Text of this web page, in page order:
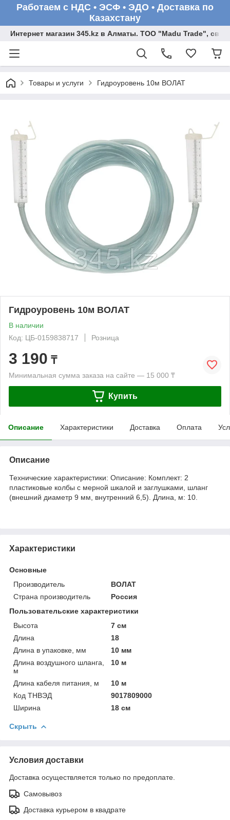
Работаем с НДС • ЭСФ • ЭДО • Доставка по
Казахстану
Интернет магазин 345.kz в Алматы. ТОО "Madu Trade",
Товары и услуги Гидроуровень 10м ВОЛАТ
Гидроуровень 10м ВОЛАТ
В наличии
Код: ЦБ-0159838717
Розница
3 190 ₸
Минимальная сумма заказа на сайте — 15 000 ₸
Купить
Описание Характеристики Доставка Оплата
Описание
Технические характеристики: Описание: Комплект: 2
пластиковые колбы с мерной шкалой и заглушками, шланг
(внешний диаметр 9 мм, внутренний 6,5). Длина, м: 10.
Характеристики
Основные
Производитель
ВОЛАТ
Страна производитель
Россия
Пользовательские характеристики
Высота
7 см
Длина
18
Длина в упаковке, мм
10 мм
Длина воздушного шланга,
м
10 м
Длина кабеля питания, м
10 м
Код ТНВЭД
9017809000
Ширина
18 см
Скрыть
Условия доставки
Доставка осуществляется только по предоплате.
Самовывоз
Доставка курьером в квадрате